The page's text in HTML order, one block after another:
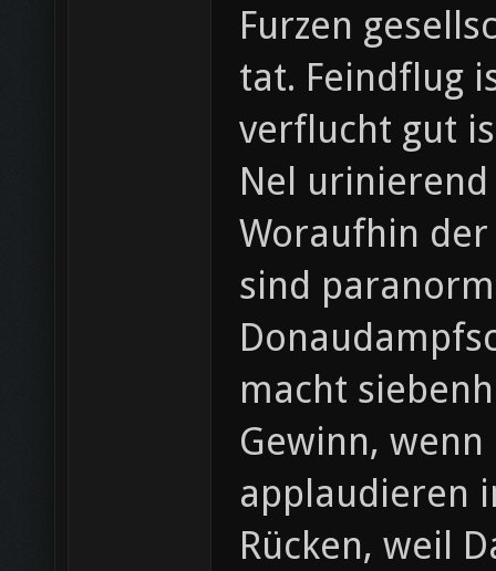
Furzen
tat. Feindflug
verflucht gut
Nel urinierend
Woraufhin der
sind
macht
Gewinn,
applaudieren
Rücken, weil